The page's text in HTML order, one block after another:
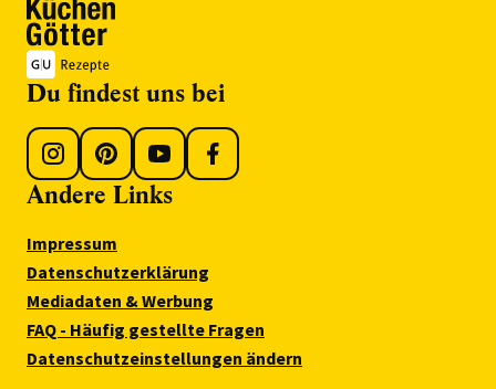
Du findest uns bei
Andere Links
Impressum
Datenschutzerklärung
Mediadaten & Werbung
FAQ - Häufig gestellte Fragen
Datenschutzeinstellungen ändern